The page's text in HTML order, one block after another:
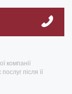
компанії
після її